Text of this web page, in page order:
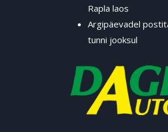
Rapla laos
Argipäevadel
tunni jooksul